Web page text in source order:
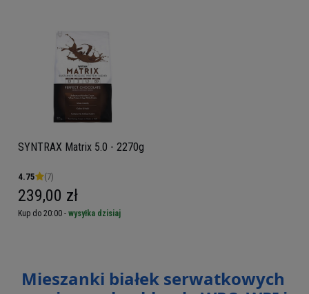
SYNTRAX Matrix 5.0 - 2270g
4.75 (7)
239,00 zł
Kup do 20:00 - wysyłka dzisiaj
Mieszanki białek serwatkowych